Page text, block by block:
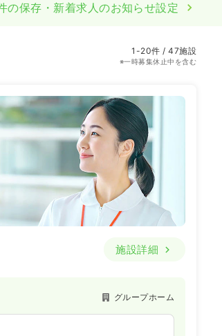
の保存・新着求人のお知らせ設定
1-20件 / 47施設
※一時募集休止中を含む
施設詳細
グループホーム